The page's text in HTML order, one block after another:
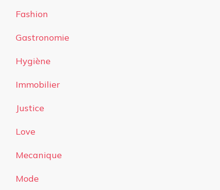
Fashion
Gastronomie
Hygiène
Immobilier
Justice
Love
Mecanique
Mode